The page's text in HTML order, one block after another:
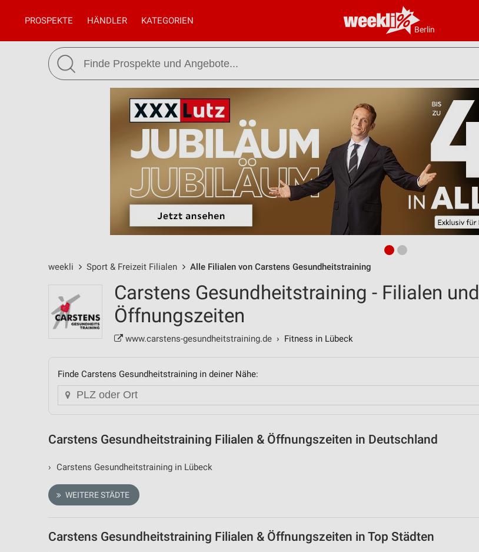
Berlin
PROSPEKTE HÄNDLER KATEGORIEN
weekli Sport & Freizeit Filialen Alle Filialen von Carstens Gesundheitstraining
Carstens Gesundheitstraining - Filialen und
Öffnungszeiten
www.carstens-gesundheitstraining.de › Fitness in Lübeck
Finde Carstens Gesundheitstraining in deiner Nähe:
Carstens Gesundheitstraining Filialen & Öffnungszeiten in Deutschland
› Carstens Gesundheitstraining in Lübeck
WEITERE STÄDTE
Carstens Gesundheitstraining Filialen & Öffnungszeiten in Top Städten